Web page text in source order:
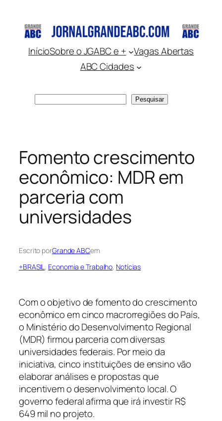
conteúdo
InícioSobre o JGABC e +
Vagas Abertas
ABC Cidades
Pesquisar
Fomento crescimento
econômico: MDR em
parceria com
universidades
Escrito porGrande ABCem
+BRASIL, Economia e Trabalho, Notícias
Com o objetivo de fomento do crescimento
econômico em cinco macrorregiões do País,
o Ministério do Desenvolvimento Regional
(MDR) firmou parceria com diversas
universidades federais. Por meio da
iniciativa, cinco instituições de ensino vão
elaborar análises e propostas que
incentivem o desenvolvimento local. O
governo federal afirma que irá investir R$
649 mil no projeto.